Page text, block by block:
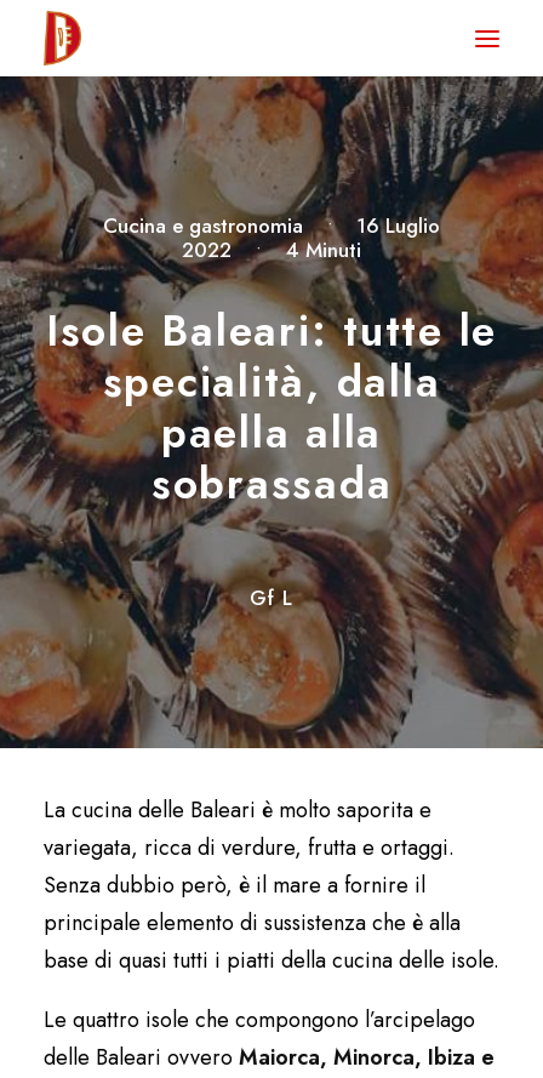
HOME
NEWS
DEGUSTA TV
LA RIVISTA
CONTATTI
CLUB DEGUSTA
STORE
RICERCA
Cucina e gastronomia •
16 Luglio
2022
• 4 Minuti
Isole Baleari: tutte le
specialità, dalla
paella alla
sobrassada
Gf L
La cucina delle Baleari è molto saporita e
variegata, ricca di verdure, frutta e ortaggi.
Senza dubbio però, è il mare a fornire il
principale elemento di sussistenza che è alla
base di quasi tutti i piatti della cucina delle isole.
Le quattro isole che compongono l’arcipelago
delle Baleari ovveroMaiorca, Minorca, Ibiza e